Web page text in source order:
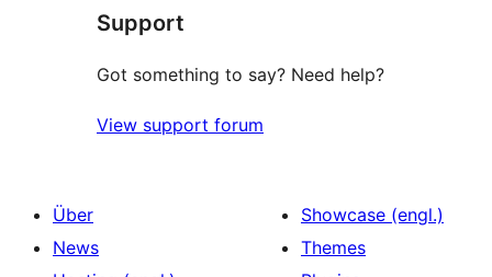
Rezension
Support
Got something to say? Need help?
View support forum
Über
News
Showcase (engl.)
Themes